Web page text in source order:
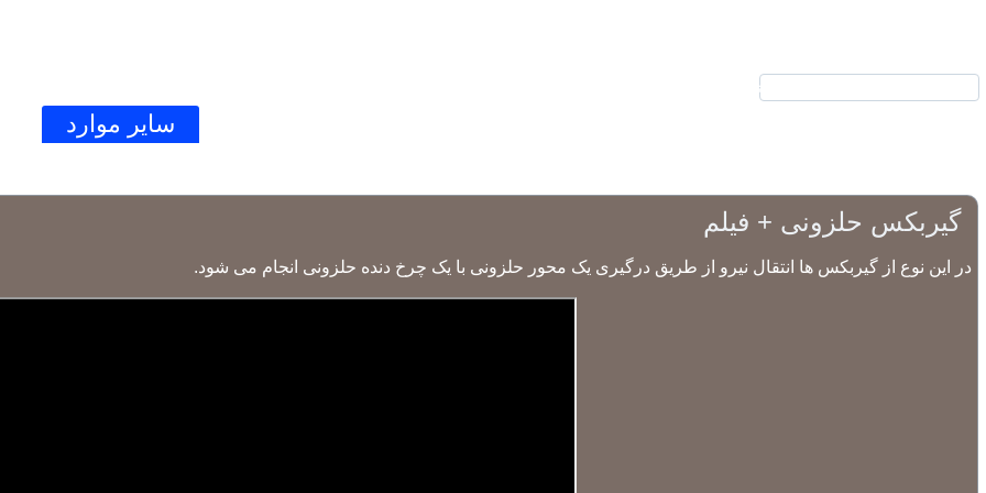
سایر موارد
گیربکس حلزونی + فیلم
در این نوع از گیربکس ها انتقال نیرو از طریق درگیری یک محور حلزونی با یک چرخ دنده حلزونی انجام می شود.